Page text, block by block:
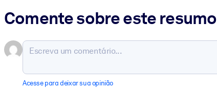
Comente sobre este resumo
Acesse para deixar sua opinião